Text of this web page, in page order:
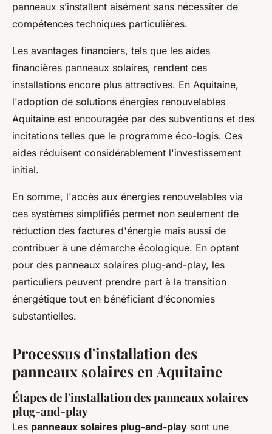
panneaux s’installent aisément sans nécessiter de
compétences techniques particulières.
Les avantages financiers, tels que les aides
financières panneaux solaires, rendent ces
installations encore plus attractives. En Aquitaine,
l'adoption de solutions énergies renouvelables
Aquitaine est encouragée par des subventions et des
incitations telles que le programme éco-logis. Ces
aides réduisent considérablement l'investissement
initial.
En somme, l'accès aux énergies renouvelables via
ces systèmes simplifiés permet non seulement de
réduction des factures d'énergie mais aussi de
contribuer à une démarche écologique. En optant
pour des panneaux solaires plug-and-play, les
particuliers peuvent prendre part à la transition
énergétique tout en bénéficiant d’économies
substantielles.
Processus d'installation des
panneaux solaires en Aquitaine
Étapes de l'installation des panneaux solaires
plug-and-play
Les panneaux solaires plug-and-play sont une